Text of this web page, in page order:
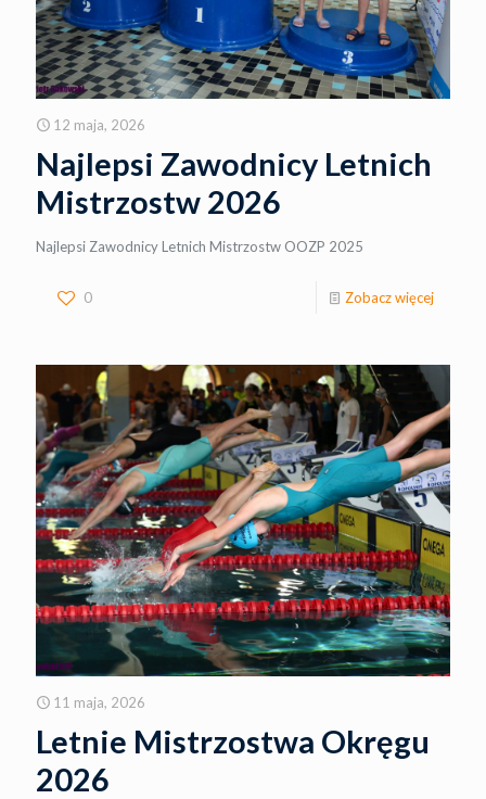
12 maja, 2026
Najlepsi Zawodnicy Letnich
Mistrzostw 2026
Najlepsi Zawodnicy Letnich Mistrzostw OOZP 2025
0 Zobacz więcej
11 maja, 2026
Letnie Mistrzostwa Okręgu
2026